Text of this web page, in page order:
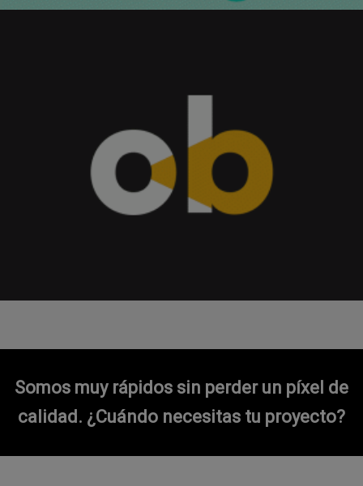
Somos muy rápidos sin perder un píxel de
calidad. ¿Cuándo necesitas tu proyecto?